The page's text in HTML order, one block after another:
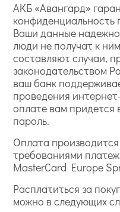
АКБ «Авангард»
Ваши данные
люди не получат к
составляют случаи,
законодательством
ваш банк
проведения
оплате вам придется
пароль.
Оплата
требованиями
MasterCard Europe
Расплатиться за
можно в следующих